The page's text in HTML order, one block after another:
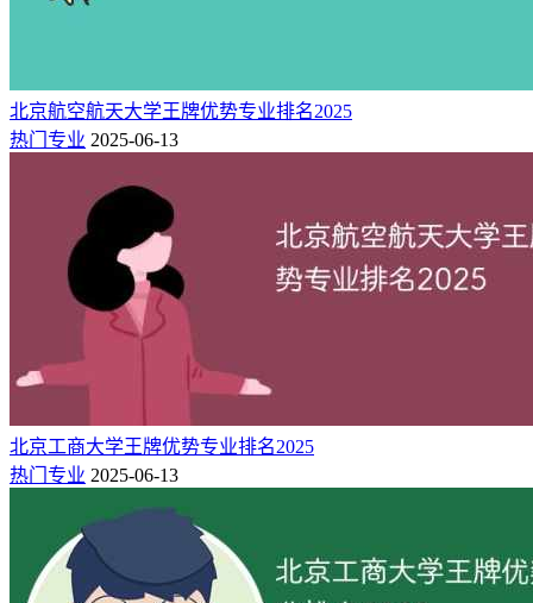
型专业
B+ 71 商务英语
型专业
140 视觉传达设计
型专业
汉语言文学 3★
中国区域一流应用
型专业
207
机械设计制造及其
自动化
三：湖南应用技术学院王牌专业简介
1.园林技术
本专业培养德智体美劳全面发展，掌握扎实的科学文化基础和
园林植物、计算机辅助设计、园林美术与艺术、园林绿化施工
等知识，具备园林苗木生产与销售、园林绿化设计与施工、园
林绿化养护与管理等能力，具有工匠精神和信息素养，能够从
北京航空航天大学王牌优势专业排名2025
热门专业 2025-06-13
北京工商大学王牌优势专业排名2025
热门专业 2025-06-13